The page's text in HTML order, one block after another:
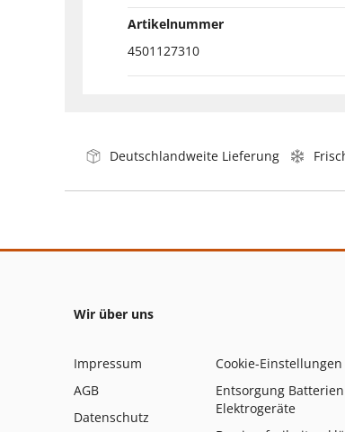
Artikelnummer
4501127310
Deutschlandweite Lieferung
Wir über uns
Impressum
AGB
Datenschutz
Cookie-Einstellungen
Entsorgung
Elektrogeräte